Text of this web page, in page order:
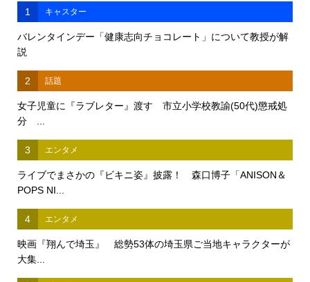
1 キャスター
バレンタインデー「健康志向チョコレート」について教授が解
説
2 話題
女子児童に『ラブレター』渡す 市立小学校教諭(50代)懲戒処
分 ...
3 エンタメ
ライブでまさかの『ビキニ姿』披露！ 森口博子「ANISON＆
POPS NI...
4 エンタメ
映画『翔んで埼玉』 総勢53体の埼玉県ご当地キャラクターが
大集...